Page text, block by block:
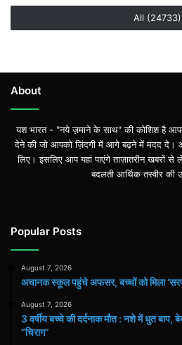
All (24733)
About
यश भारत - "नये ज़माने के साथ" की कोशिश है
देने की जो आपको ज़िंदगी में आगे बढ़ने में मदद
लिए। इसलिए आप यहां पाएंगे ताज़ातरीन खबरों से
बदलती आर्थिक तस्वीर की
Popular Posts
August 7, 2026
अचानक स्कूल पहुंचे अफसर, बच्चों को मिला
August 7, 2026
3 वर्षीय बच्चे की दर्दनाक मौत : नशे में धुत
“चिराग”